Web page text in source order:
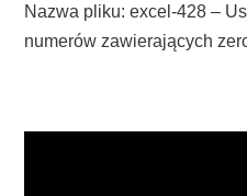
Nazwa pliku: excel-428 –
numerów zawierających